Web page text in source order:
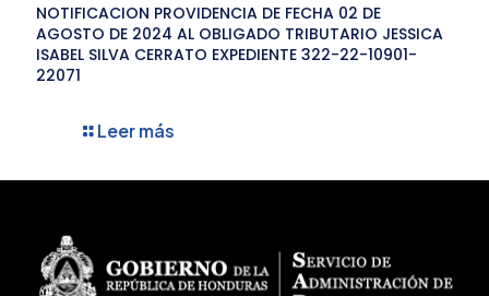
NOTIFICACION PROVIDENCIA DE FECHA 02 DE
AGOSTO DE 2024 AL OBLIGADO TRIBUTARIO JESSICA
ISABEL SILVA CERRATO EXPEDIENTE 322-22-10901-
22071
Leer más